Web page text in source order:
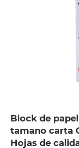
Block de
tamano carta
Hojas de